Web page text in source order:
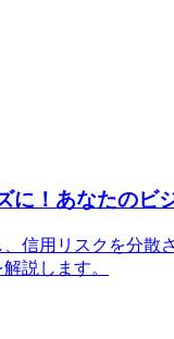
に！あなたのビ
信用リスクを分
説します。